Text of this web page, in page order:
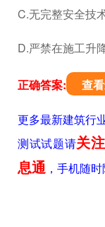
C.无完整安全技
D.严禁在施工升
正确答案: 查
更多最新建筑行
测试试题请关
息通，手机随时